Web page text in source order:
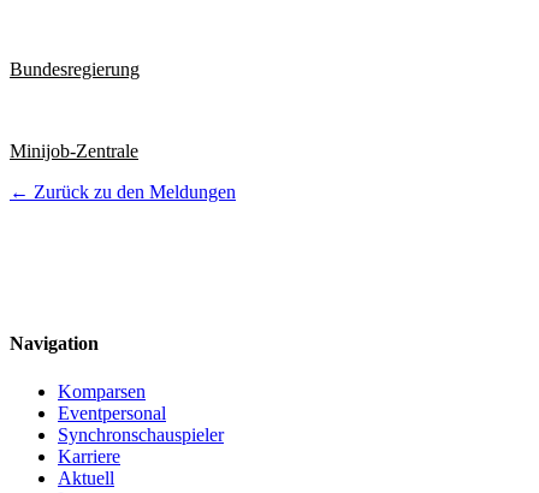
Bundesregierung
Minijob-Zentrale
← Zurück zu den Meldungen
Navigation
Komparsen
Eventpersonal
Synchronschauspieler
Karriere
Aktuell